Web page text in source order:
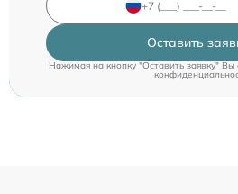
Оставить
Нажимая на кнопку "Оставить заявку" Вы